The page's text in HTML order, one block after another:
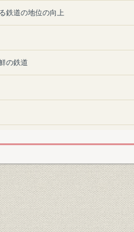
鉄道の地位の向上
の鉄道
督政策の推移